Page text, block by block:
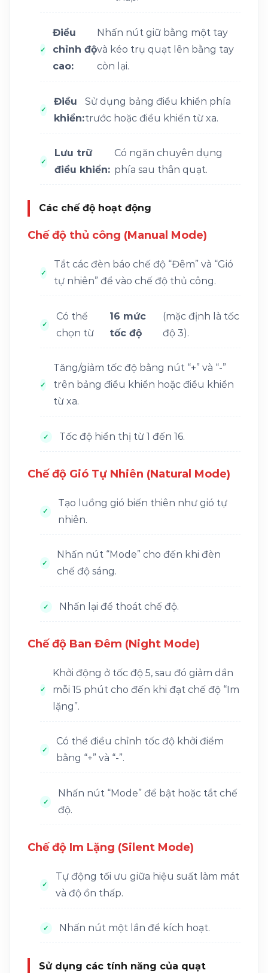
Điều
chỉnh độ
cao:
Nhấn nút giữ bằng một tay
và kéo trụ quạt lên bằng tay
còn lại.
Điều
khiển:
Sử dụng bảng điều khiển phía
trước hoặc điều khiển từ xa.
Lưu trữ
điều khiển:
Có ngăn chuyên dụng
phía sau thân quạt.
Các chế độ hoạt động
Chế độ thủ công (Manual Mode)
Tắt các đèn báo chế độ “Đêm” và “Gió
tự nhiên” để vào chế độ thủ công.
Có thể
chọn từ
16 mức
tốc độ
(mặc định là tốc
độ 3).
Tăng/giảm tốc độ bằng nút “+” và “-”
trên bảng điều khiển hoặc điều khiển
từ xa.
Tốc độ hiển thị từ 1 đến 16.
Chế độ Gió Tự Nhiên (Natural Mode)
Tạo luồng gió biến thiên như gió tự
nhiên.
Nhấn nút “Mode” cho đến khi đèn
chế độ sáng.
Nhấn lại để thoát chế độ.
Chế độ Ban Đêm (Night Mode)
Khởi động ở tốc độ 5, sau đó giảm dần
mỗi 15 phút cho đến khi đạt chế độ “Im
lặng”.
Có thể điều chỉnh tốc độ khởi điểm
bằng “+” và “-”.
Nhấn nút “Mode” để bật hoặc tắt chế
độ.
Chế độ Im Lặng (Silent Mode)
Tự động tối ưu giữa hiệu suất làm mát
và độ ồn thấp.
Nhấn nút một lần để kích hoạt.
Sử dụng các tính năng của quạt